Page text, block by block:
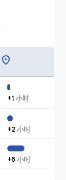
location_on
+1 小时
+2 小时
+6 小时